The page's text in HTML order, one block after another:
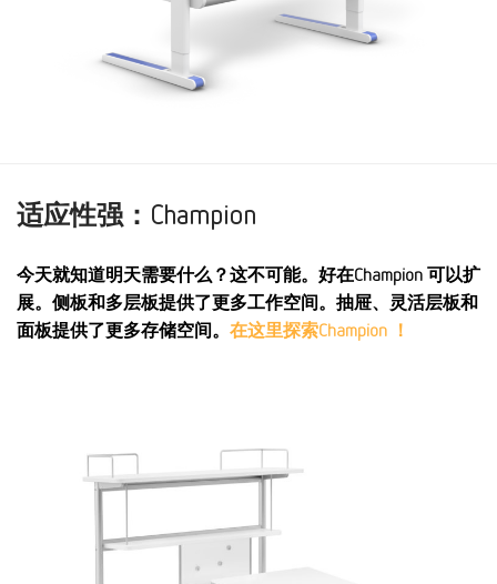
适应性强：Champion
今天就知道明天需要什么？这不可能。好在Champion 可以扩
展。侧板和多层板提供了更多工作空间。抽屉、灵活层板和
面板提供了更多存储空间。 在这里探索Champion ！